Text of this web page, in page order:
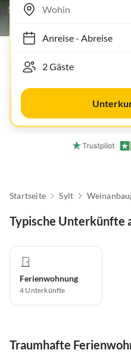
Anreise- Abreise
Startseite Sylt
Typische Unterkünfte
Ferienwohnung
4 Unterkünfte
Traumhafte